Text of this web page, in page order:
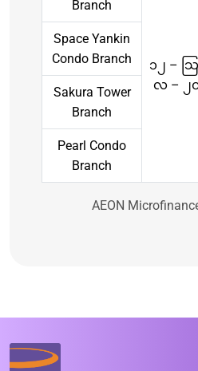
Branch
၁၂ – သ
လ – ၂
Space Yankin
Condo Branch
Sakura Tower
Branch
Pearl Condo
Branch
AEON